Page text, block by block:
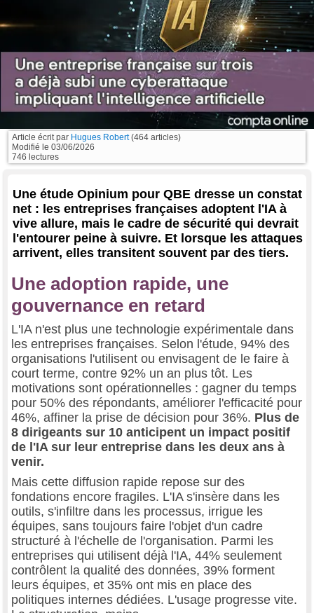
Article écrit par Hugues Robert(464 articles)
Modifié le 03/06/2026
746 lectures
Une étude Opinium pour QBE dresse un constat
net : les entreprises françaises adoptent l'IA à
vive allure, mais le cadre de sécurité qui devrait
l'entourer peine à suivre. Et lorsque les attaques
arrivent, elles transitent souvent par des tiers.
Une adoption rapide, une
gouvernance en retard
L'IA n'est plus une technologie expérimentale dans
les entreprises françaises. Selon l'étude, 94% des
organisations l'utilisent ou envisagent de le faire à
court terme, contre 92% un an plus tôt. Les
motivations sont opérationnelles : gagner du temps
pour 50% des répondants, améliorer l'efficacité pour
46%, affiner la prise de décision pour 36%. Plus de
8 dirigeants sur 10 anticipent un impact positif
de l'IA sur leur entreprise dans les deux ans à
venir.
Mais cette diffusion rapide repose sur des
fondations encore fragiles. L'IA s'insère dans les
outils, s'infiltre dans les processus, irrigue les
équipes, sans toujours faire l'objet d'un cadre
structuré à l'échelle de l'organisation. Parmi les
entreprises qui utilisent déjà l'IA, 44% seulement
contrôlent la qualité des données, 39% forment
leurs équipes, et 35% ont mis en place des
politiques internes dédiées. L'usage progresse vite.